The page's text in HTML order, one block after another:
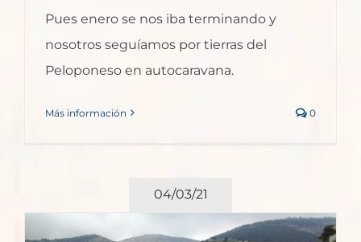
Pues enero se nos iba terminando y
nosotros seguíamos por tierras del
Peloponeso en autocaravana.
Más información 0
04/03/21